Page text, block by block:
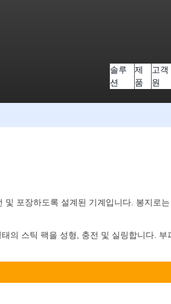
솔루
션
제
품
고객
원
포장하도록 설계된 기계입니다. 봉지로는
의 스틱 팩을 성형, 충전 및 실링합니다. 부